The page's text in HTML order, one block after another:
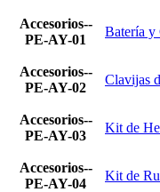
Accesorios--
PE-AY-01
Batería y
Accesorios--
PE-AY-02
Clavijas
Accesorios--
PE-AY-03
Kit de
Accesorios--
PE-AY-04
Kit de